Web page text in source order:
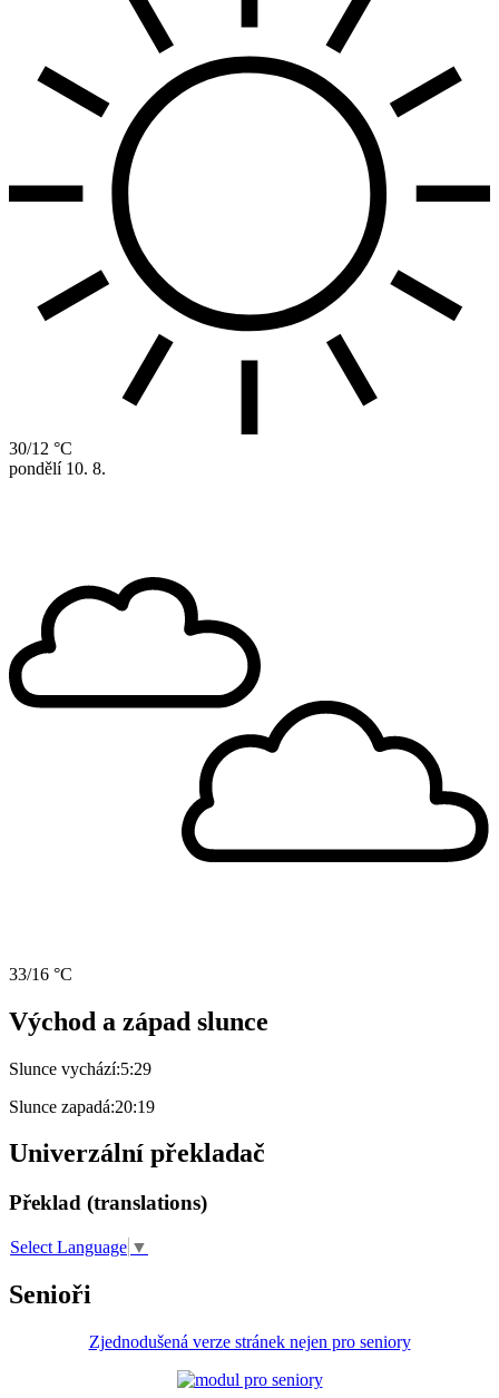
30/12 °C
pondělí 10. 8.
33/16 °C
Východ a západ slunce
Slunce vychází:5:29
Slunce zapadá:20:19
Univerzální překladač
Překlad (translations)
Select Language ▼
Senioři
Zjednodušená verze stránek nejen pro seniory